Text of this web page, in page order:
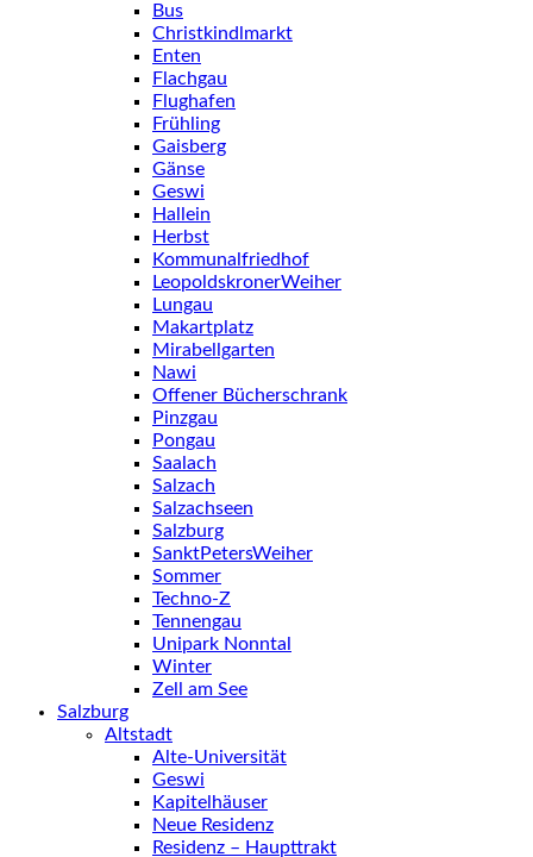
Bus
Christkindlmarkt
Enten
Flachgau
Flughafen
Frühling
Gaisberg
Gänse
Geswi
Hallein
Herbst
Kommunalfriedhof
LeopoldskronerWeiher
Lungau
Makartplatz
Mirabellgarten
Nawi
Offener Bücherschrank
Pinzgau
Pongau
Saalach
Salzach
Salzachseen
Salzburg
SanktPetersWeiher
Sommer
Techno-Z
Tennengau
Unipark Nonntal
Winter
Zell am See
Salzburg
Altstadt
Alte-Universität
Geswi
Kapitelhäuser
Neue Residenz
Residenz – Haupttrakt